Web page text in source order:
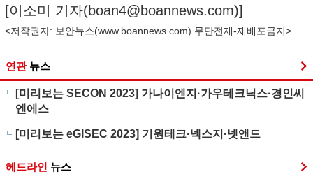
[이소미 기자(boan4@boannews.com)]
<저작권자: 보안뉴스(www.boannews.com) 무단전재-재배포금지>
연관 뉴스
[미리보는 SECON 2023] 가나이엔지·가우테크닉스·경인씨
엔에스
[미리보는 eGISEC 2023] 기원테크·넥스지·넷앤드
헤드라인 뉴스